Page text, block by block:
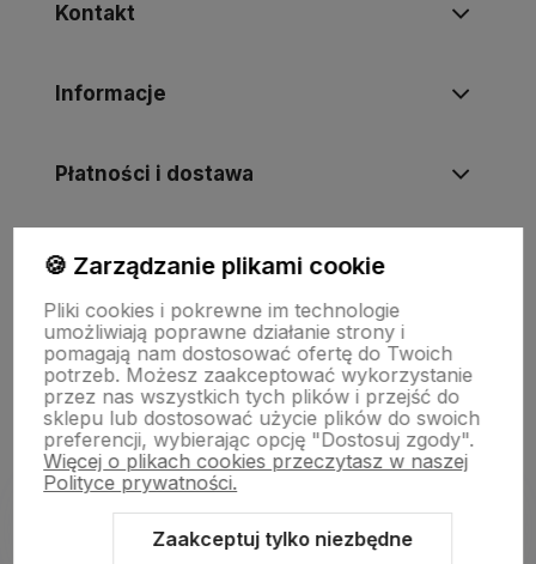
Kontakt
Informacje
Płatności i dostawa
Informacje
O nas
🍪 Zarządzanie plikami cookie
Pliki cookies i pokrewne im technologie
umożliwiają poprawne działanie strony i
pomagają nam dostosować ofertę do Twoich
potrzeb. Możesz zaakceptować wykorzystanie
przez nas wszystkich tych plików i przejść do
sklepu lub dostosować użycie plików do swoich
preferencji, wybierając opcję "Dostosuj zgody".
Więcej o plikach cookies przeczytasz w naszej
Polityce prywatności.
Zaakceptuj tylko niezbędne